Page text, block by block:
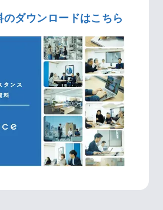
ダウンロードはこちら